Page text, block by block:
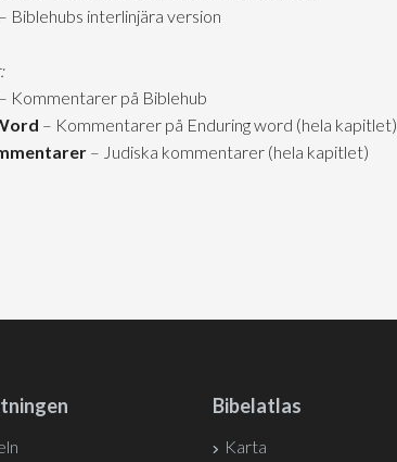
– Biblehubs interlinjära version
– Kommentarer på Biblehub
– Kommentarer på Enduring word (hela kapitlet)
– Judiska kommentarer (hela kapitlet)
Bibelatlas
Karta